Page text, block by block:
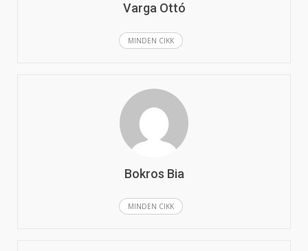
Varga Ottó
MINDEN CIKK
Bokros Bia
MINDEN CIKK